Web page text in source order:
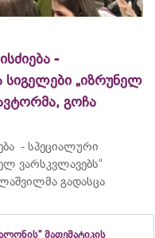
-
„იზრუნელ
გოჩა
- სპეციალური
ვარსკვლავებს“
გადასცა
მათემატიკის